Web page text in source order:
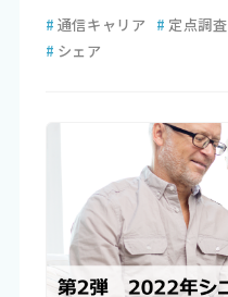
# 通信キャリア # 定点調査
# シェア